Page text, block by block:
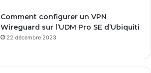
Comment configurer un VPN
Wireguard sur l’UDM Pro SE d’Ubiquiti
22 décembre 2023